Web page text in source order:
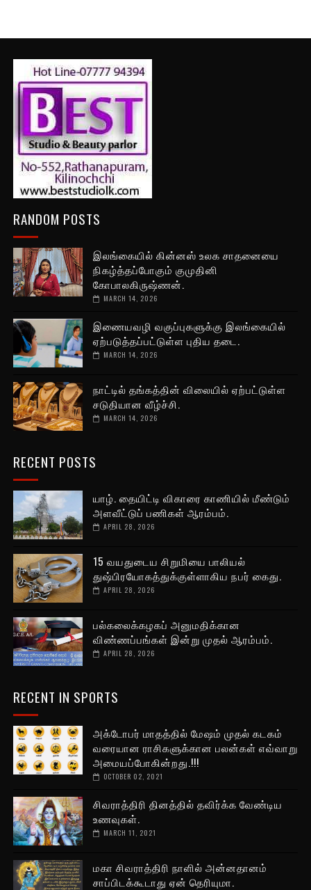
RANDOM POSTS
இலங்கையில் கின்னஸ் உலக சாதனையை
நிகழ்த்தப்போகும் குமுதினி
கோபாலகிருஷ்ணன்.
MARCH 14, 2026
இணையவழி வகுப்புகளுக்கு இலங்கையில்
ஏற்படுத்தப்பட்டுள்ள புதிய தடை.
MARCH 14, 2026
நாட்டில் தங்கத்தின் விலையில் ஏற்பட்டுள்ள
சடுதியான வீழ்ச்சி.
MARCH 14, 2026
RECENT POSTS
யாழ். தையிட்டி விகாரை காணியில் மீண்டும்
அளவீட்டுப் பணிகள் ஆரம்பம்.
APRIL 28, 2026
15 வயதுடைய சிறுமியை பாலியல்
துஷ்பிரயோகத்துக்குள்ளாகிய நபர் கைது.
APRIL 28, 2026
பல்கலைக்கழகப் அனுமதிக்கான
விண்ணப்பங்கள் இன்று முதல் ஆரம்பம்.
APRIL 28, 2026
RECENT IN SPORTS
அக்டோபர் மாதத்தில் மேஷம் முதல் கடகம்
வரையான ராசிகளுக்கான பலன்கள் எவ்வாறு
அமையப்போகின்றது.!!!
OCTOBER 02, 2021
சிவராத்திரி தினத்தில் தவிர்க்க வேண்டிய
உணவுகள்.
MARCH 11, 2021
மகா சிவராத்திரி நாளில் அன்னதானம்
சாப்பிடக்கூடாது ஏன் தெரியுமா.